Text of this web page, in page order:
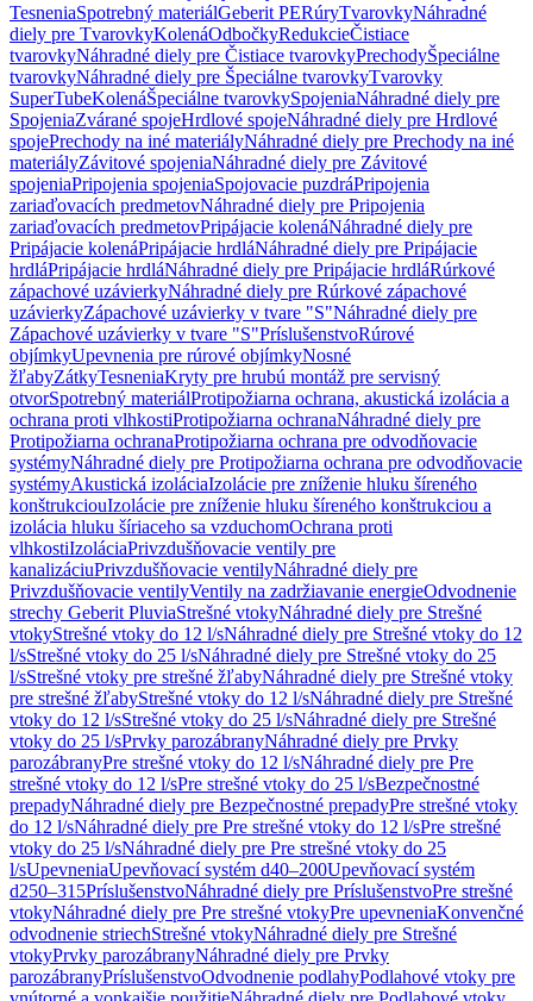
TesneniaSpotrebný materiálGeberit PERúryTvarovkyNáhradné
diely pre TvarovkyKolenáOdbočkyRedukcieČistiace
tvarovkyNáhradné diely pre Čistiace tvarovkyPrechodyŠpeciálne
tvarovkyNáhradné diely pre Špeciálne tvarovkyTvarovky
SuperTubeKolenáŠpeciálne tvarovkySpojeniaNáhradné diely pre
SpojeniaZvárané spojeHrdlové spojeNáhradné diely pre Hrdlové
spojePrechody na iné materiályNáhradné diely pre Prechody na iné
materiályZávitové spojeniaNáhradné diely pre Závitové
spojeniaPripojenia spojeniaSpojovacie puzdráPripojenia
zariaďovacích predmetovNáhradné diely pre Pripojenia
zariaďovacích predmetovPripájacie kolenáNáhradné diely pre
Pripájacie kolenáPripájacie hrdláNáhradné diely pre Pripájacie
hrdláPripájacie hrdláNáhradné diely pre Pripájacie hrdláRúrkové
zápachové uzávierkyNáhradné diely pre Rúrkové zápachové
uzávierkyZápachové uzávierky v tvare "S"Náhradné diely pre
Zápachové uzávierky v tvare "S"PríslušenstvoRúrové
objímkyUpevnenia pre rúrové objímkyNosné
žľabyZátkyTesneniaKryty pre hrubú montáž pre servisný
otvorSpotrebný materiálProtipožiarna ochrana, akustická izolácia a
ochrana proti vlhkostiProtipožiarna ochranaNáhradné diely pre
Protipožiarna ochranaProtipožiarna ochrana pre odvodňovacie
systémyNáhradné diely pre Protipožiarna ochrana pre odvodňovacie
systémyAkustická izoláciaIzolácie pre zníženie hluku šíreného
konštrukciouIzolácie pre zníženie hluku šíreného konštrukciou a
izolácia hluku šíriaceho sa vzduchomOchrana proti
vlhkostiIzoláciaPrivzdušňovacie ventily pre
kanalizáciuPrivzdušňovacie ventilyNáhradné diely pre
Privzdušňovacie ventilyVentily na zadržiavanie energieOdvodnenie
strechy Geberit PluviaStrešné vtokyNáhradné diely pre Strešné
vtokyStrešné vtoky do 12 l/sNáhradné diely pre Strešné vtoky do 12
l/sStrešné vtoky do 25 l/sNáhradné diely pre Strešné vtoky do 25
l/sStrešné vtoky pre strešné žľabyNáhradné diely pre Strešné vtoky
pre strešné žľabyStrešné vtoky do 12 l/sNáhradné diely pre Strešné
vtoky do 12 l/sStrešné vtoky do 25 l/sNáhradné diely pre Strešné
vtoky do 25 l/sPrvky parozábranyNáhradné diely pre Prvky
parozábranyPre strešné vtoky do 12 l/sNáhradné diely pre Pre
strešné vtoky do 12 l/sPre strešné vtoky do 25 l/sBezpečnostné
prepadyNáhradné diely pre Bezpečnostné prepadyPre strešné vtoky
do 12 l/sNáhradné diely pre Pre strešné vtoky do 12 l/sPre strešné
vtoky do 25 l/sNáhradné diely pre Pre strešné vtoky do 25
l/sUpevneniaUpevňovací systém d40–200Upevňovací systém
d250–315PríslušenstvoNáhradné diely pre PríslušenstvoPre strešné
vtokyNáhradné diely pre Pre strešné vtokyPre upevneniaKonvenčné
odvodnenie striechStrešné vtokyNáhradné diely pre Strešné
vtokyPrvky parozábranyNáhradné diely pre Prvky
parozábranyPríslušenstvoOdvodnenie podlahyPodlahové vtoky pre